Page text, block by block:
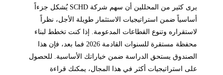
يرى كثير من المحللين أن سهم شركة SCHD يُشكل جزءاً
أساسياً ضمن استراتيجيات الاستثمار طويلة الأجل، نظراً
لاستقراره وتنوع القطاعات المدعومة. إذا كنت تخطط لبناء
محفظة مستقرة للسنوات القادمة 2026 فما بعد، فإن هذا
الصندوق يستحق الدراسة ضمن خياراتك الأساسية. للحصول
على استراتيجيات أكثر في هذا المجال، يمكنك قراءة